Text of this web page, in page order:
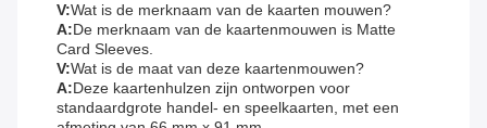
V:Wat is de merknaam van de kaarten mouwen?
A:De merknaam van de kaartenmouwen is Matte
Card Sleeves.
V:Wat is de maat van deze kaartenmouwen?
A:Deze kaartenhulzen zijn ontworpen voor
standaardgrote handel- en speelkaarten, met een